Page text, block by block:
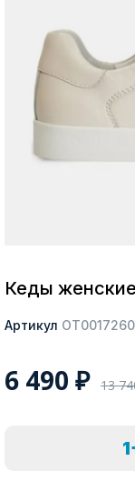
Москва
Кеды
Артикул
6 490 ₽ 13